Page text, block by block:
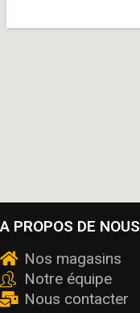
A PROPOS DE NOUS
Nos magasins
Notre équipe
Nous contacter